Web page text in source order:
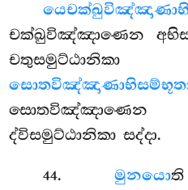
යෙ
චක්ඛුවිඤ්ඤාණෙන
ද්විසමුට්ඨානිකා සද්දා.
44. මුනයො